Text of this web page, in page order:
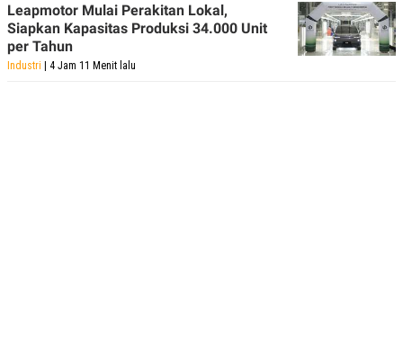
Leapmotor Mulai Perakitan Lokal,
Siapkan Kapasitas Produksi 34.000 Unit
per Tahun
Industri | 4 Jam 11 Menit lalu